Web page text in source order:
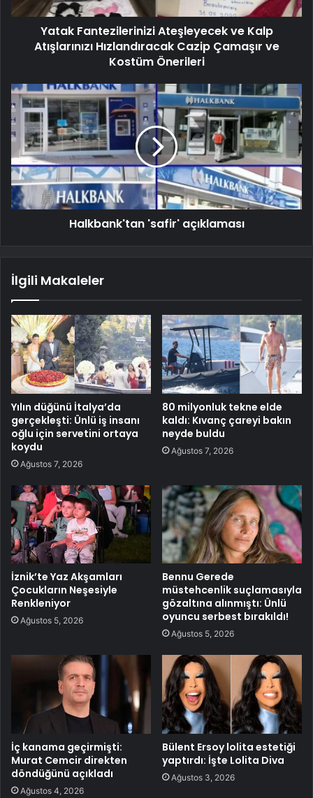
Yatak Fantezilerinizi Ateşleyecek ve Kalp
Atışlarınızı Hızlandıracak Cazip Çamaşır ve
Kostüm Önerileri
Halkbank'tan 'safir' açıklaması
İlgili Makaleler
Yılın düğünü İtalya’da
gerçekleşti: Ünlü iş insanı
oğlu için servetini ortaya
koydu
Ağustos 7, 2026
80 milyonluk tekne elde
kaldı: Kıvanç çareyi bakın
neyde buldu
Ağustos 7, 2026
İznik’te Yaz Akşamları
Çocukların Neşesiyle
Renkleniyor
Ağustos 5, 2026
Bennu Gerede
müstehcenlik suçlamasıyla
gözaltına alınmıştı: Ünlü
oyuncu serbest bırakıldı!
Ağustos 5, 2026
İç kanama geçirmişti:
Murat Cemcir direkten
döndüğünü açıkladı
Ağustos 4, 2026
Bülent Ersoy lolita estetiği
yaptırdı: İşte Lolita Diva
Ağustos 3, 2026